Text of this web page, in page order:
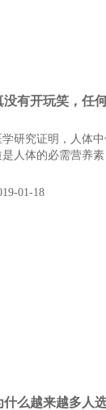
没有开玩笑，任
学研究证明，人体
是人体的必需营养
养和健康。
01-18
什么越来越多人